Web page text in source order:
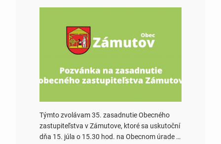
Týmto zvolávam 35. zasadnutie Obecného
zastupiteľstva v Zámutove, ktoré sa uskutoční
dňa 15. júla o 15.30 hod. na Obecnom úrade v